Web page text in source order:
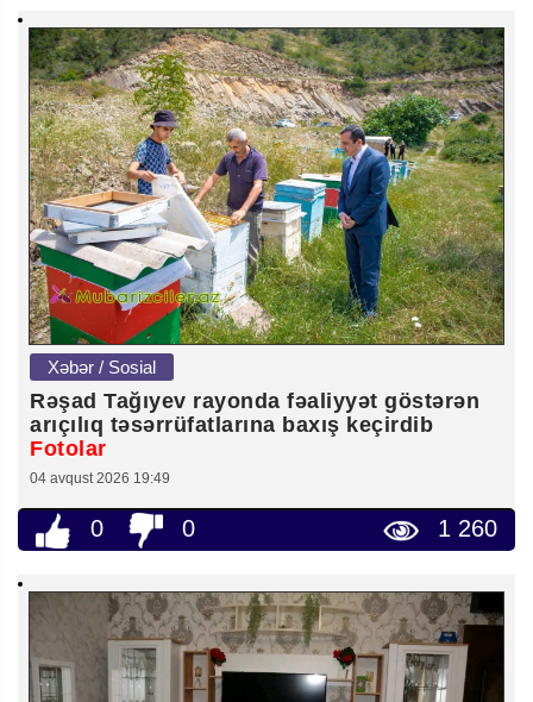
Xəbər / Sosial
Rəşad Tağıyev rayonda fəaliyyət göstərən
arıçılıq təsərrüfatlarına baxış keçirdib
Fotolar
04 avqust 2026 19:49
0 0 1 260